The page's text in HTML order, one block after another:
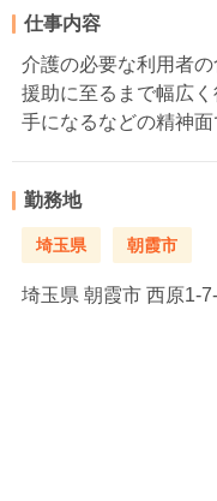
仕事内容
介護の必要な利用者
援助に至るまで幅広
手になるなどの精神
勤務地
埼玉県 朝霞市
埼玉県 朝霞市 西原1-